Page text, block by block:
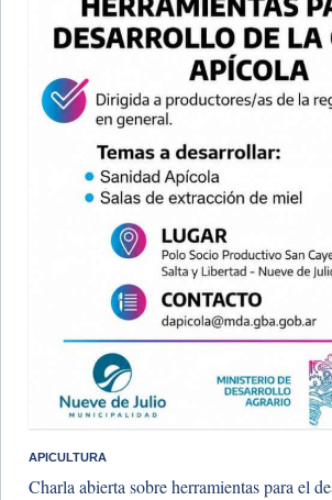
APICULTURA
Charla abierta sobre herramientas para el